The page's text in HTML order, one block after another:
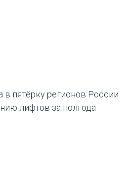
в пятёрку регионов России
лифтов за полгода